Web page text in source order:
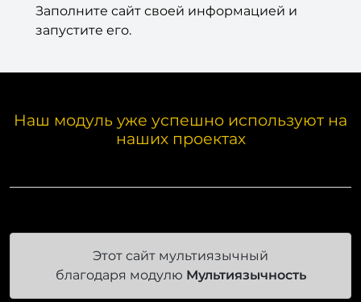
Заполните сайт своей информацией и
запустите его.
Наш модуль уже успешно используют на
наших проектах
Этот сайт мультиязычный
благодаря модулю Мультиязычность